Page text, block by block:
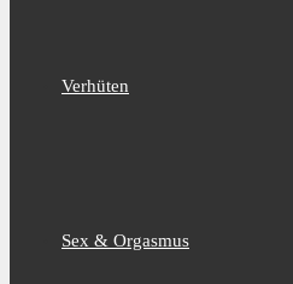
Verhüten
Sex & Orgasmus